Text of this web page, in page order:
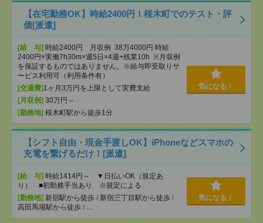
【在宅勤務OK】時給2400円！桜木町でのテスト・評
価[派遣]
[給 与] 時給2400円 月収例 38万4000円 時給
2400円×実働7h30m×週5日×4週+残業10h ※月収例
を保証するものではありません。※給与即受取りサ
ービス利用可（利用条件有）
[交通費] 1ヶ月3万円を上限として実費支給
[月収例] 30万円～
[勤務地] 桜木町駅から徒歩1分
気になる！
【シフト自由・現金手渡しOK】iPhoneなどスマホの
充電を繋げるだけ！[派遣]
[給 与] 時給1414円～ ▼日払いOK（規定あ
り） ■初勤務手当あり ※規定による
[勤務地] 新宿駅から徒歩 / 新宿三丁目駅から徒歩 /
高田馬場駅から徒歩 / …
気になる！